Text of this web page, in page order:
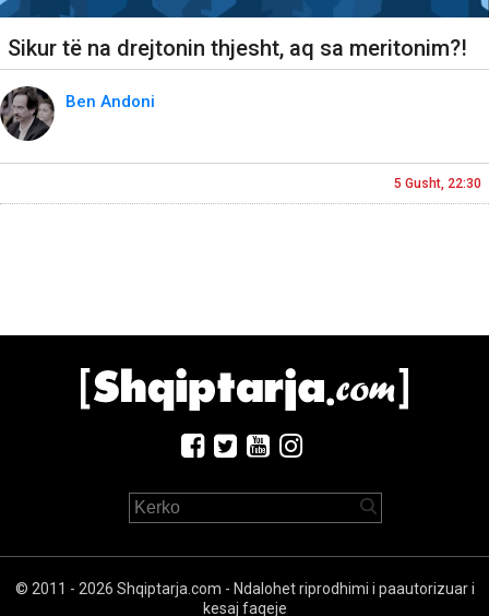
Sikur të na drejtonin thjesht, aq sa meritonim?!
Ben Andoni
5 Gusht, 22:30
© 2011 - 2026 Shqiptarja.com - Ndalohet riprodhimi i paautorizuar i
kesaj faqeje